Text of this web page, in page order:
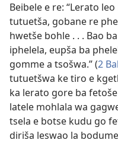
Beibele e re: “Lerato
tutuetša, gobane re
hwetše bohle . . . Bao
iphelela, eupša ba
gomme a tsošwa.” (2
tutuetšwa ke tiro e
ka lerato gore ba
latele mohlala wa
tsela e botse kudu go
diriša leswao la